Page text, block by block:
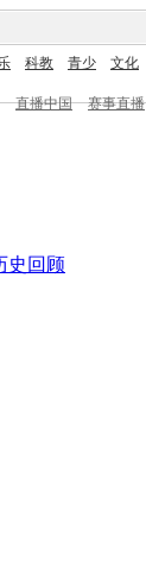
科教 青少 文化
直播中国 赛事直播
史回顾